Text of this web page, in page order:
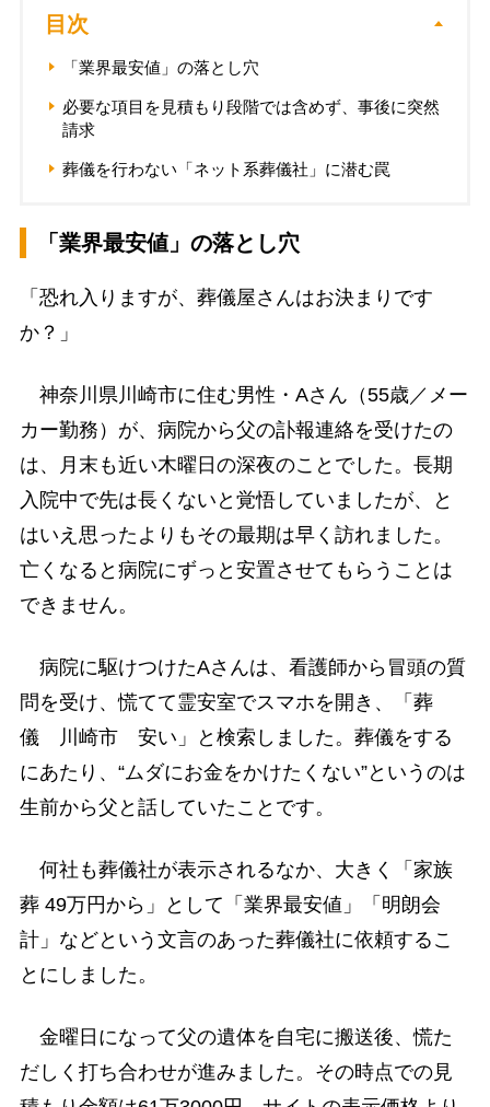
目次
「業界最安値」の落とし穴
必要な項目を見積もり段階では含めず、事後に突然
請求
葬儀を行わない「ネット系葬儀社」に潜む罠
「業界最安値」の落とし穴
「恐れ入りますが、葬儀屋さんはお決まりです
か？」
神奈川県川崎市に住む男性・Aさん（55歳／メー
カー勤務）が、病院から父の訃報連絡を受けたの
は、月末も近い木曜日の深夜のことでした。長期
入院中で先は長くないと覚悟していましたが、と
はいえ思ったよりもその最期は早く訪れました。
亡くなると病院にずっと安置させてもらうことは
できません。
病院に駆けつけたAさんは、看護師から冒頭の質
問を受け、慌てて霊安室でスマホを開き、「葬
儀 川崎市 安い」と検索しました。葬儀をする
にあたり、“ムダにお金をかけたくない”というのは
生前から父と話していたことです。
何社も葬儀社が表示されるなか、大きく「家族
葬 49万円から」として「業界最安値」「明朗会
計」などという文言のあった葬儀社に依頼するこ
とにしました。
金曜日になって父の遺体を自宅に搬送後、慌た
だしく打ち合わせが進みました。その時点での見